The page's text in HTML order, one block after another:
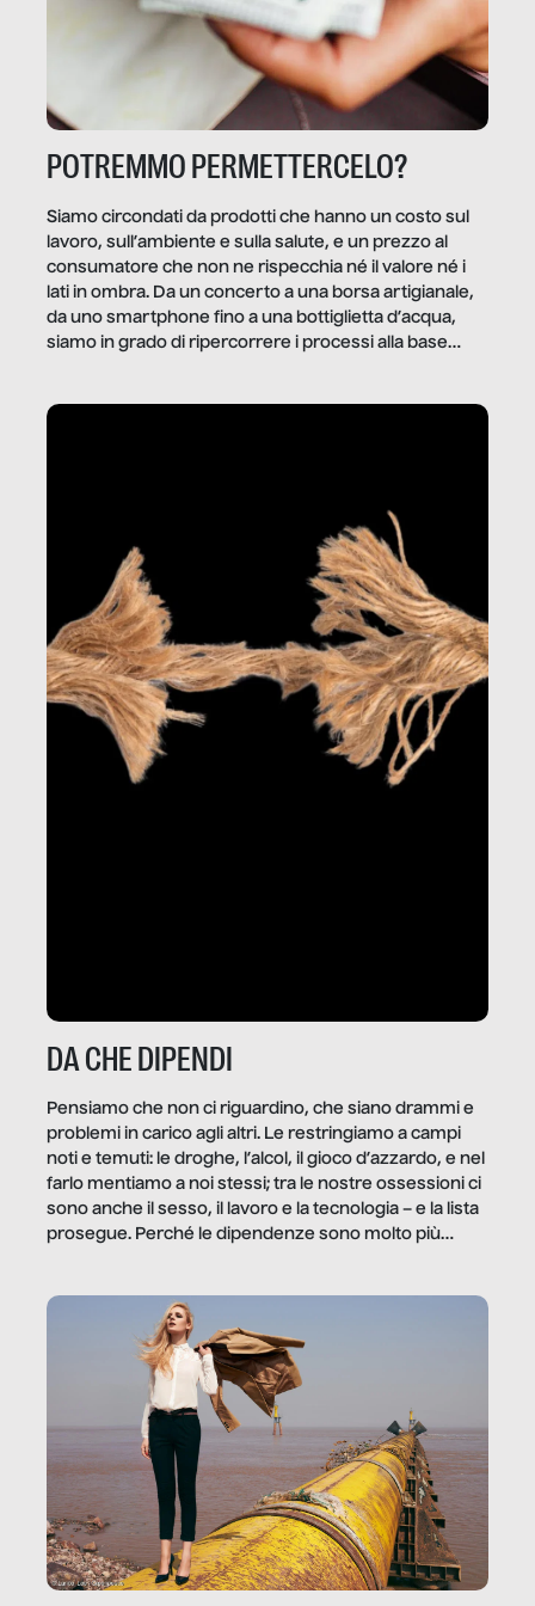
POTREMMO PERMETTERCELO?
Siamo circondati da prodotti che hanno un costo sul
lavoro, sull’ambiente e sulla salute, e un prezzo al
consumatore che non ne rispecchia né il valore né i
lati in ombra. Da un concerto a una borsa artigianale,
da uno smartphone fino a una bottiglietta d’acqua,
siamo in grado di ripercorrere i processi alla base
dietro gli oggetti e i servizi che fanno la nostra vita
DA CHE DIPENDI
Pensiamo che non ci riguardino, che siano drammi e
problemi in carico agli altri. Le restringiamo a campi
noti e temuti: le droghe, l’alcol, il gioco d’azzardo, e nel
farlo mentiamo a noi stessi; tra le nostre ossessioni ci
sono anche il sesso, il lavoro e la tecnologia – e la lista
prosegue. Perché le dipendenze sono molto più
trae un guadagno. In questo reportage vediamo
quale e come.